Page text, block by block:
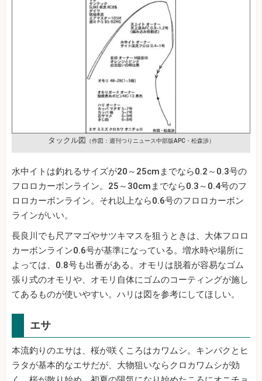
タックル図 （作図：週刊つりニュース中部版APC・松森渉）
水中イトは釣れるサイズが20～25cmまでなら0.2～0.3号の
フロロカーボンライン。25～30cmまでなら0.3～0.4号のフ
ロロカーボンライン。それ以上なら0.6号のフロロカーボン
ラインがいい。
長良川でも尺アマゴやサツキマスを狙うときは、大体フロロ
カーボンライン0.6号が基準になっている。増水時や場所に
よっては、0.8号も出番がある。オモリは脱着が容易なゴム
張り式のオモリや、オモリ自体にゴムのコーティングが施し
てあるものが使いやすい。ハリは図を参考にしてほしい。
エサ
本流釣りのエサは、桜が咲くころはカワムシ。キンパクとヒ
ラタが基本的なエサだが、大物狙いならクロカワムシが効